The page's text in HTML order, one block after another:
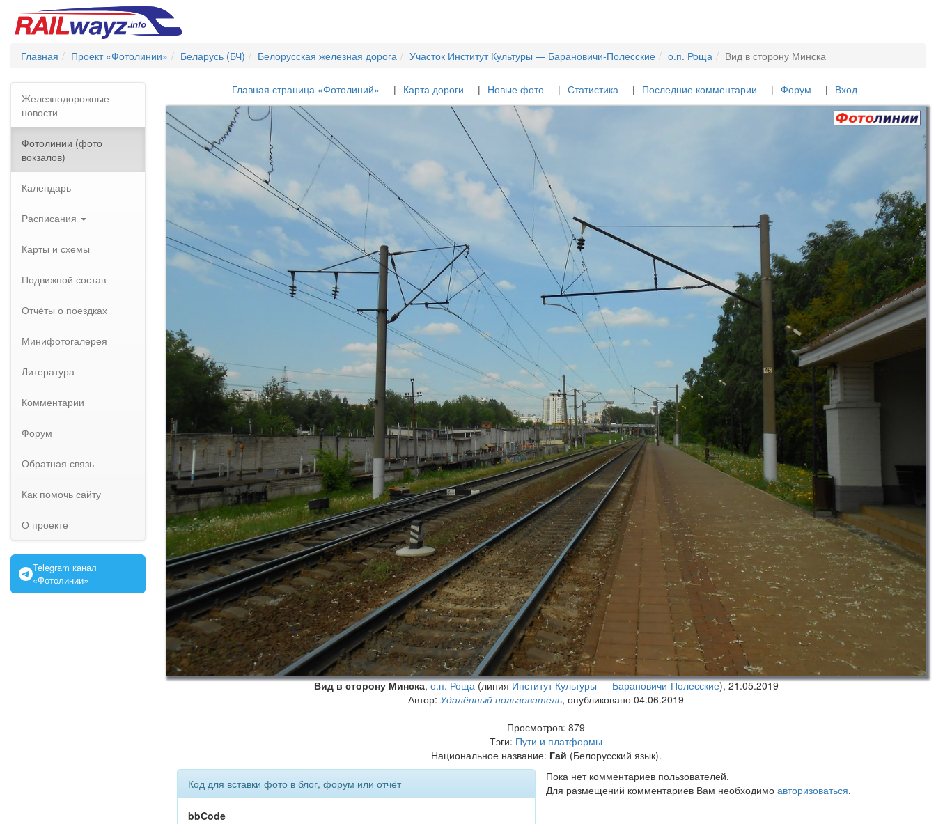
Главная Проект «Фотолинии» Беларусь (БЧ) Белорусская железная дорога Участок Институт Культуры — Барановичи-Полесские о.п. Роща Вид в сторону Минска
Железнодорожные
новости
Фотолинии (фото
вокзалов)
Календарь
Расписания
Карты и схемы
Подвижной состав
Отчёты о поездках
Минифотогалерея
Литература
Комментарии
Форум
Обратная связь
Как помочь сайту
О проекте
Telegram канал
«Фотолинии»
Главная страница «Фотолиний» Карта дороги Новые фото Статистика Последние комментарии Форум Вход
Вид в сторону Минска,о.п. Роща (линияИнститут Культуры — Барановичи-Полесские),21.05.2019
Автор: Удалённый пользователь, опубликовано 04.06.2019
Просмотров: 879
Тэги: Пути и платформы
Национальное название: Гай (Белорусский язык).
Код для вставки фото в блог, форум или отчёт
bbCode
Пока нет комментариев пользователей.
Для размещений комментариев Вам необходимо авторизоваться.